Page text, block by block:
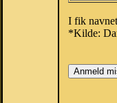
I fik
*Kilde: